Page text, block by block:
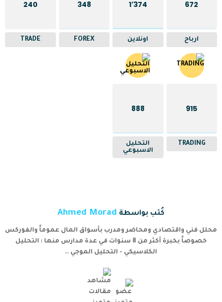
672
ارباح
1٬374
اونلاين
348
FOREX
240
TRADE
915
TRADING
888
التحليل
الاسبوعي
كُتب بواسطة Ahmed Morad
محلل فني واقتصادي ومحاضر ومدرب بأسواق المال عموماً والفوركس
خصوصاً بخبرة أكثر من 8 سنوات في عدة مدارس منها : التحليل
الكلاسيكي - التحليل الموجي ..